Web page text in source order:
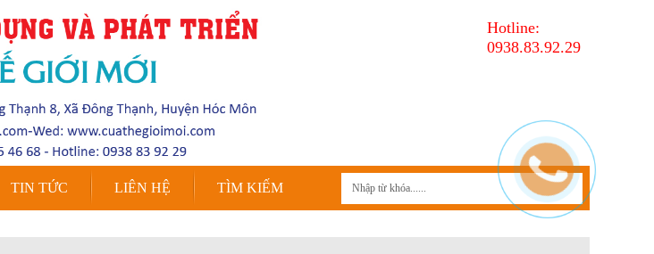
Hotline:
0938.83.92.29
TIN TỨC LIÊN HỆ TÌM KIẾM